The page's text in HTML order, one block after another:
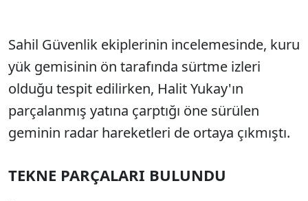
Sahil Güvenlik ekiplerinin incelemesinde, kuru
yük gemisinin ön tarafında sürtme izleri
olduğu tespit edilirken, Halit Yukay'ın
parçalanmış yatına çarptığı öne sürülen
geminin radar hareketleri de ortaya çıkmıştı.
TEKNE PARÇALARI BULUNDU